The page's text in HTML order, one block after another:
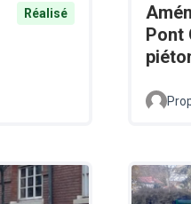
Réalisé
Pont